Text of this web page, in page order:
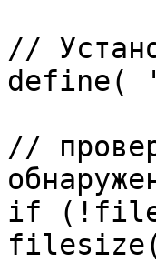
//
define(
//
if